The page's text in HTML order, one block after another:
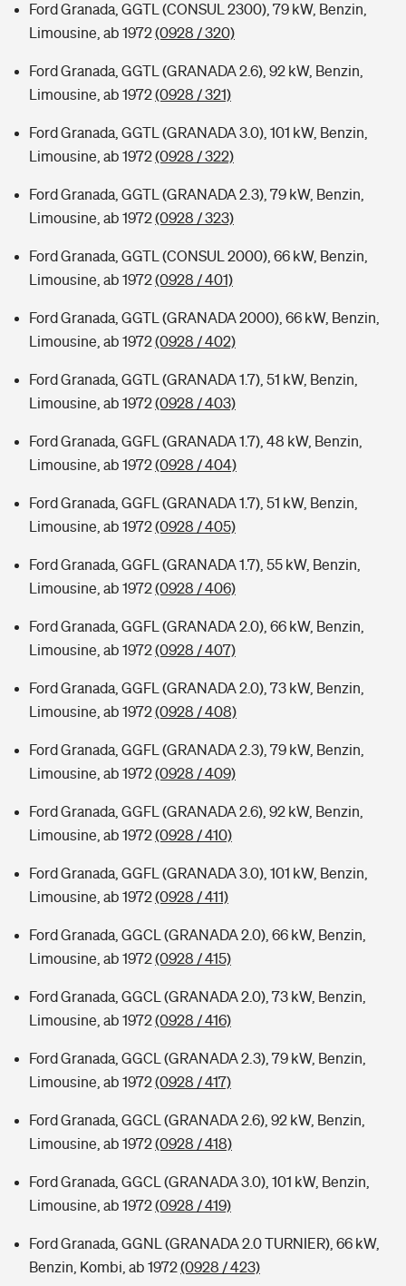
Sie haben Fragen?
Ford Granada, GGTL (CONSUL 2300), 79 kW, Benzin,
Limousine, ab 1972(0928 / 320)
Ford Granada, GGTL (GRANADA 2.6), 92 kW, Benzin,
Limousine, ab 1972(0928 / 321)
Ford Granada, GGTL (GRANADA 3.0), 101 kW, Benzin,
Limousine, ab 1972(0928 / 322)
Ford Granada, GGTL (GRANADA 2.3), 79 kW, Benzin,
Limousine, ab 1972(0928 / 323)
Ford Granada, GGTL (CONSUL 2000), 66 kW, Benzin,
Limousine, ab 1972(0928 / 401)
Ford Granada, GGTL (GRANADA 2000), 66 kW, Benzin,
Limousine, ab 1972(0928 / 402)
Ford Granada, GGTL (GRANADA 1.7), 51 kW, Benzin,
Limousine, ab 1972(0928 / 403)
Ford Granada, GGFL (GRANADA 1.7), 48 kW, Benzin,
Limousine, ab 1972(0928 / 404)
Ford Granada, GGFL (GRANADA 1.7), 51 kW, Benzin,
Limousine, ab 1972(0928 / 405)
Ford Granada, GGFL (GRANADA 1.7), 55 kW, Benzin,
Limousine, ab 1972(0928 / 406)
Ford Granada, GGFL (GRANADA 2.0), 66 kW, Benzin,
Limousine, ab 1972(0928 / 407)
Ford Granada, GGFL (GRANADA 2.0), 73 kW, Benzin,
Limousine, ab 1972(0928 / 408)
Ford Granada, GGFL (GRANADA 2.3), 79 kW, Benzin,
Limousine, ab 1972(0928 / 409)
Ford Granada, GGFL (GRANADA 2.6), 92 kW, Benzin,
Limousine, ab 1972(0928 / 410)
Ford Granada, GGFL (GRANADA 3.0), 101 kW, Benzin,
Limousine, ab 1972(0928 / 411)
Ford Granada, GGCL (GRANADA 2.0), 66 kW, Benzin,
Limousine, ab 1972(0928 / 415)
Ford Granada, GGCL (GRANADA 2.0), 73 kW, Benzin,
Limousine, ab 1972(0928 / 416)
Ford Granada, GGCL (GRANADA 2.3), 79 kW, Benzin,
Limousine, ab 1972(0928 / 417)
Ford Granada, GGCL (GRANADA 2.6), 92 kW, Benzin,
Limousine, ab 1972(0928 / 418)
Ford Granada, GGCL (GRANADA 3.0), 101 kW, Benzin,
Limousine, ab 1972(0928 / 419)
Ford Granada, GGNL (GRANADA 2.0 TURNIER), 66 kW,
Benzin, Kombi, ab 1972(0928 / 423)